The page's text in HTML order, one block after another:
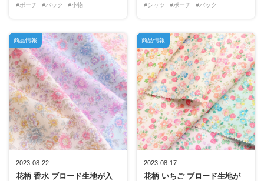
#ポーチ #バック #小物 #シャツ #ポーチ #バック
2023-08-22
花柄 香水 ブロード生地が入
商品情報
2023-08-17
花柄 いちご ブロード生地が
商品情報